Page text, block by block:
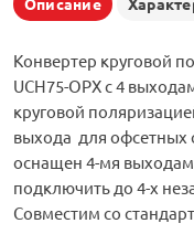
Конвертер круговой
UCH75-OPX с 4
круговой
выхода для офсетных
оснащен 4-мя
подключить до 4-х
Совместим со